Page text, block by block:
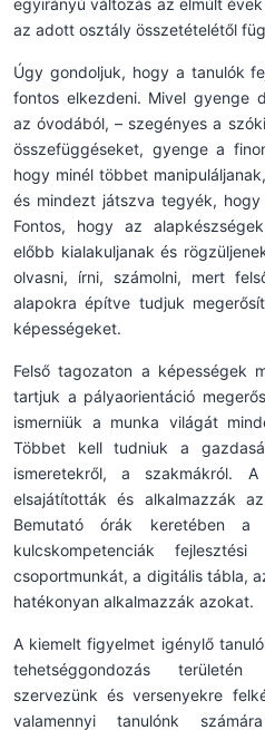
egyirányú változás az elmúlt
az adott osztály összetételétől
Úgy gondoljuk, hogy a tanulók
fontos elkezdeni. Mivel gyenge
az óvodából, – szegényes a
összefüggéseket, gyenge a
hogy minél többet
és mindezt játszva tegyék,
Fontos, hogy az
előbb kialakuljanak és
olvasni, írni, számolni, mert
alapokra építve tudjuk
képességeket.
Felső tagozaton a képességek
tartjuk a pályaorientáció
ismerniük a munka világát
Többet kell tudniuk a
ismeretekről, a szakmákról. A
elsajátították és alkalmazzák
Bemutató órák keretében a
kulcskompetenciák
csoportmunkát, a digitális tábla,
hatékonyan alkalmazzák azokat.
A kiemelt figyelmet igénylő
tehetséggondozás területén
szervezünk és versenyekre
valamennyi tanulónk